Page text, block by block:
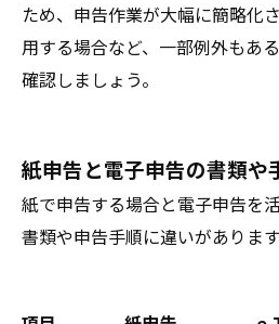
ため、申告作業が大幅に簡略化
用する場合など、一部例外もあ
確認しましょう。
紙申告と電子申告の書類や
紙で申告する場合と電子申告を
書類や申告手順に違いがあります